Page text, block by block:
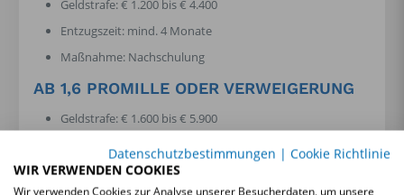
Geldstrafe: € 1.200 bis € 4.400
Entzugszeit: mind. 4 Monate
Maßnahme: Nachschulung
AB 1,6 PROMILLE ODER VERWEIGERUNG
Geldstrafe: € 1.600 bis € 5.900
Entzugszeit: mind. 6 Monate
Maßnahmen: Nachschulung,
Untersuchung, amtsärztliche Untersuchung
Datenschutzbestimmungen | Cookie Richtlinie
WIR VERWENDEN COOKIES
Wir verwenden Cookies zur Analyse unserer Besucherdaten, um unsere